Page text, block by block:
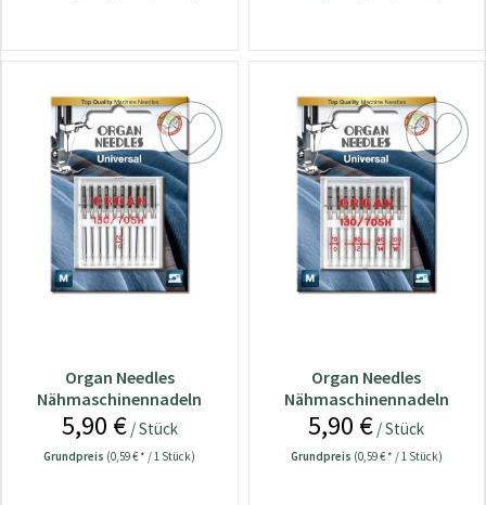
Organ Needles
Nähmaschinennadeln
130/705 Universal - 70
5,90 €/ Stück
Grundpreis (0,59 € * / 1 Stück)
Organ Needles
Nähmaschinennadeln
130/705 Universal - 70-100
5,90 € / Stück
Grundpreis (0,59 € * / 1 Stück)